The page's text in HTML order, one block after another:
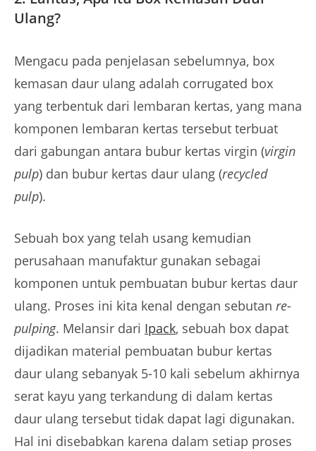
Ulang?
Mengacu pada penjelasan sebelumnya, box
kemasan daur ulang adalah corrugated box
yang terbentuk dari lembaran kertas, yang mana
komponen lembaran kertas tersebut terbuat
dari gabungan antara bubur kertas virgin (virgin
pulp) dan bubur kertas daur ulang (recycled
pulp).
Sebuah box yang telah usang kemudian
perusahaan manufaktur gunakan sebagai
komponen untuk pembuatan bubur kertas daur
ulang. Proses ini kita kenal dengan sebutan re-
pulping. Melansir dari Ipack, sebuah box dapat
dijadikan material pembuatan bubur kertas
daur ulang sebanyak 5-10 kali sebelum akhirnya
serat kayu yang terkandung di dalam kertas
daur ulang tersebut tidak dapat lagi digunakan.
Hal ini disebabkan karena dalam setiap proses